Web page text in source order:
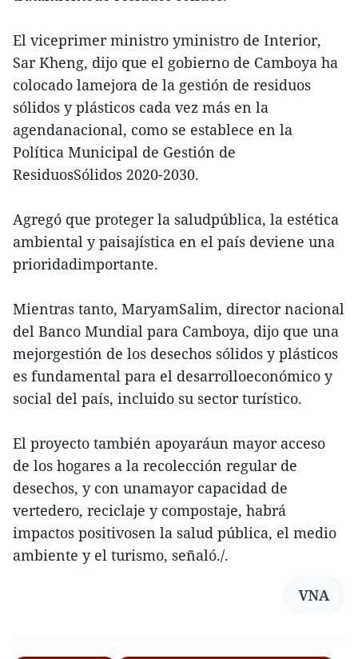
El viceprimer ministro yministro de Interior,
Sar Kheng, dijo que el gobierno de Camboya ha
colocado lamejora de la gestión de residuos
sólidos y plásticos cada vez más en la
agendanacional, como se establece en la
Política Municipal de Gestión de
ResiduosSólidos 2020-2030.
Agregó que proteger la saludpública, la estética
ambiental y paisajística en el país deviene una
prioridadimportante.
Mientras tanto, MaryamSalim, director nacional
del Banco Mundial para Camboya, dijo que una
mejorgestión de los desechos sólidos y plásticos
es fundamental para el desarrolloeconómico y
social del país, incluido su sector turístico.
El proyecto también apoyaráun mayor acceso
de los hogares a la recolección regular de
desechos, y con unamayor capacidad de
vertedero, reciclaje y compostaje, habrá
impactos positivosen la salud pública, el medio
ambiente y el turismo, señaló./.
VNA